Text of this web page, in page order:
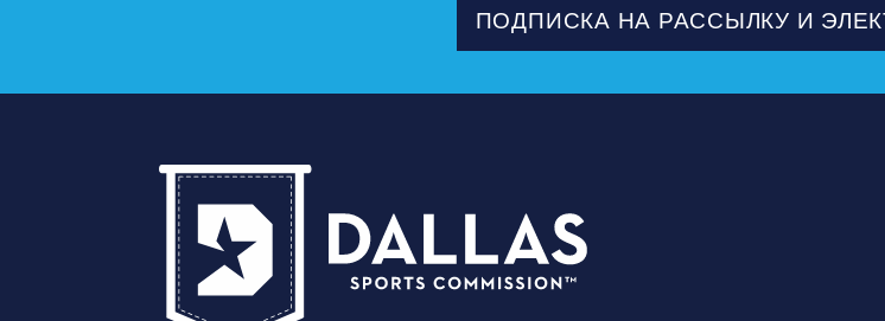
ПОДПИСКА НА РАССЫЛКУ И